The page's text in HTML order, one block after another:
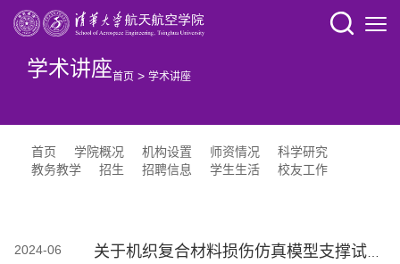
学术讲座首页 > 学术讲座
首页 学院概况 机构设置 师资情况
科学研究
教务教学
招生 招聘信息 学生生活 校友工作
2024-06